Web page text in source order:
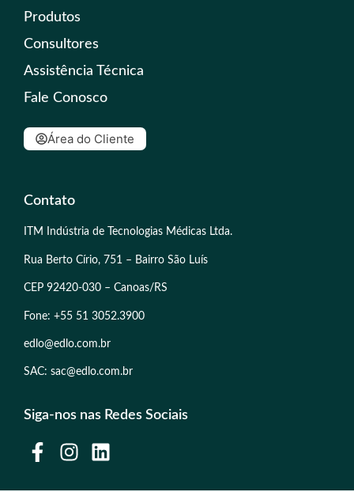
Produtos
Consultores
Assistência Técnica
Fale Conosco
Área do Cliente
Contato
ITM Indústria de Tecnologias Médicas Ltda.
Rua Berto Círio, 751 – Bairro São Luís
CEP 92420-030 – Canoas/RS
Fone: +55 51 3052.3900
edlo@edlo.com.br
SAC: sac@edlo.com.br
Siga-nos nas Redes Sociais